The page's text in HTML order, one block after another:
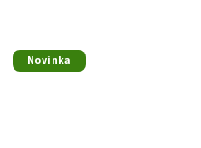
Novinka